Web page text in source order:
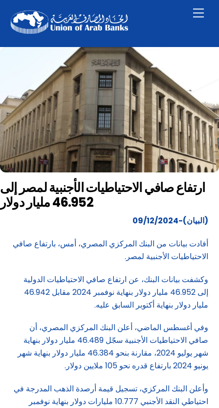
content
ارتفاع صافي الاحتياطيات الأجنبية لمصر إلى
46.952 مليار دولار
(البيان)-09/12/2024
أفادت بيانات من البنك المركزي المصري، أمس، بارتفاع صافي
الاحتياطيات الأجنبية لمصر.
وكشفت بيانات البنك، عن ارتفاع صافي الاحتياطيات الدولية
إلى 46.952 مليار دولار بنهاية نوفمبر 2024 مقابل 46.942
مليار دولار بنهاية أكتوبر السابق عليه.
وفي أغسطس الماضي، أعلن البنك المركزي المصري، أن
صافي الاحتياطيات الأجنبية سجّل 46.489 مليار دولار بنهاية
شهر يوليو 2024، مقارنة بنحو 46.384 مليار دولار بنهاية شهر
يونيو 2024 بارتفاع قدره نحو 105 ملايين دولار.
وأعلن البنك المركزي، تسجيل قيمة أرصدة الذهب المدرجة في
احتياطي النقد الأجنبي 10.777 مليارات دولار بنهاية نوفمبر